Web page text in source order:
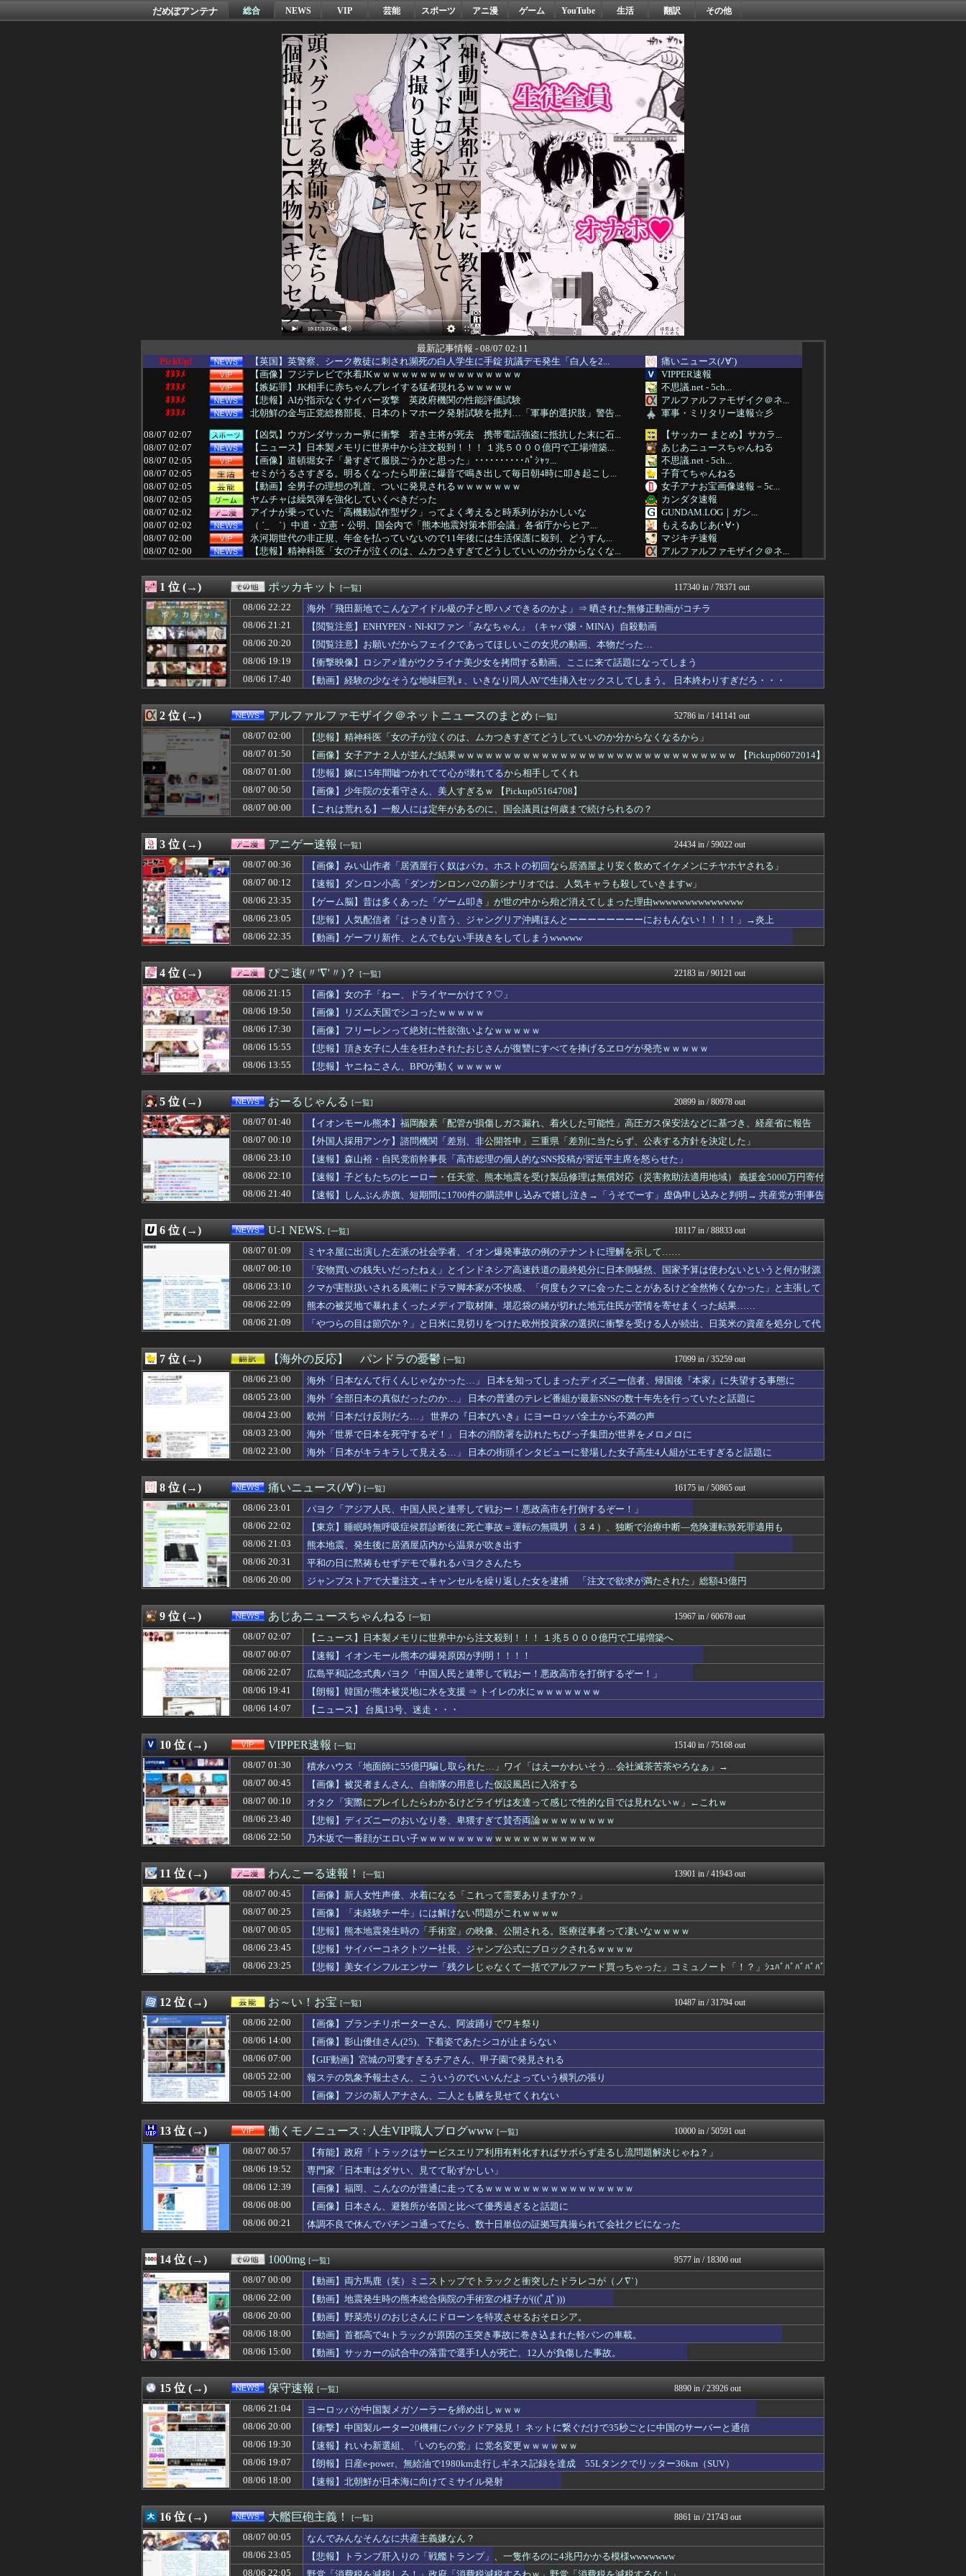
だめぽアンテナ 総合 NEWS VIP 芸能 スポーツ アニ漫 ゲーム YouTube 生活 翻訳 その他
最新記事情報 - 08/07 02:11
PickUp!
【英国】英警察、シーク教徒に刺され瀕死の白人学生に手錠 抗議デモ発生「白人を2...
痛いニュース(ﾉ∀`)
ｵﾇﾇﾒ
【画像】フジテレビで水着JKｗｗｗｗｗｗｗｗｗｗｗｗｗｗｗｗ
VIPPER速報
ｵﾇﾇﾒ
【嫉妬罪】JK相手に赤ちゃんプレイする猛者現れるｗｗｗｗｗ
不思議.net - 5ch...
ｵﾇﾇﾒ
【悲報】AIが指示なくサイバー攻撃 英政府機関の性能評価試験
アルファルファモザイク＠ネ...
ｵﾇﾇﾒ
北朝鮮の金与正党総務部長、日本のトマホーク発射試験を批判…「軍事的選択肢」警告...
軍事・ミリタリー速報☆彡
08/07 02:07
【凶気】ウガンダサッカー界に衝撃 若き主将が死去 携帯電話強盗に抵抗した末に石...
【サッカー まとめ】サカラ...
08/07 02:07
【ニュース】日本製メモリに世界中から注文殺到！！！ １兆５０００億円で工場増築...
あじあニュースちゃんねる
08/07 02:05
【画像】道頓堀女子「暑すぎて服脱ごうかと思った」･･････････ﾊﾟｼｬｯ...
不思議.net - 5ch...
08/07 02:05
セミがうるさすぎる。明るくなったら即座に爆音で鳴き出して毎日朝4時に叩き起こし...
子育てちゃんねる
08/07 02:05
【動画】全男子の理想の乳首、ついに発見されるｗｗｗｗｗｗｗ
女子アナお宝画像速報－5c...
08/07 02:05
ヤムチャは繰気弾を強化していくべきだった
カンダタ速報
08/07 02:02
アイナが乗っていた「高機動試作型ザク」ってよく考えると時系列がおかしいな
GUNDAM.LOG｜ガン...
08/07 02:02
（ ´_ゝ`）中道・立憲・公明、国会内で「熊本地震対策本部会議」各省庁からヒア...
もえるあじあ(･∀･)
08/07 02:00
氷河期世代の非正規、年金を払っていないので11年後には生活保護に殺到、どうすん...
マジキチ速報
08/07 02:00
【悲報】精神科医「女の子が泣くのは、ムカつきすぎてどうしていいのか分からなくな...
アルファルファモザイク＠ネ...
08/07 02:00
【ラブライブ！】予定立てるの苦手なので行き当たりばったりの旅行しかできません
コンテンツ・声優 | ラブ...
08/07 02:00
はじめしゃちょーですら英語で日常会話が出来るのにお前らときたら……
ゲーム実況者速報＠YouT...
08/07 01:55
欧州旅行者のアジア旅行先ランキング、日本はタイ、インドネシアに次いで3位ランク...
国難にあってもの申す！！
08/07 01:50
【画像】女子アナ２人が並んだ結果ｗｗｗｗｗｗｗｗｗｗｗｗｗｗｗｗｗｗｗｗｗｗｗ...
アルファルファモザイク＠ネ...
08/07 01:50
【悲報】クロちゃん、とち狂ったツイートをするｗｗｗｗｗｗｗｗｗｗｗ
08/07 01:50
【悲報】タクシー運転手、儲かりまくることが判明ｗｗｗｗｗｗｗｗｗｗｗｗｗｗｗｗ...
08/07 01:45
【悲報】タクシー運転手、儲かりまくることが判明ｗｗｗｗｗｗｗｗｗｗｗｗｗｗｗｗ...
V速ニュップ
08/07 01:41
女優・南沙良（２４）「私は陰キャ。人と話したくないので家に引きこもってPCでア...
mashlife通信
08/07 01:40
今回もパテレの概要欄が凄すぎるｗｗｗ 【乃木坂46】
坂道情報通～乃木坂46まと...
08/07 01:39
新婦母「せっかく習わせたんだから弾きなさい」新婦「…」→披露宴で繰り広げられた...
鬼女はみた -修羅場・恋愛...
08/07 01:36
カープ、最下位転落も3位が射程圏内。新井監督「特別な日の試合だったので負けて悔...
広島東洋カープまとめブログ...
08/07 01:34
【動画】さり気なくおっぱい見せる女の子ｗｗｗｗｗｗｗｗｗ
筋肉速報
08/07 01:33
【ｼｺ動画】グラマーサイズブラのつけ方を解説する巨乳女さん、エ口過ぎるｗｗｗｗ...
えっ!?またここのサイト?
08/07 01:31
【ウマ娘】友人サポカの序盤あるある。「後に回すと逃げ回る」
ウマ娘まとめ速報うまろぐ
08/07 01:31
大進連所属の学生8人、在韓米軍平沢基地に無断侵入…米軍により身柄拘束！
08/07 01:31
ワイの妻(35)、町内会の掃除から汗だくで帰宅ｗｗｗｗｗｗ
おうまがタイムズ
08/07 01:30
高級豆腐ワイ「150g×2丁で250円か…高いけど美味そうだし一丁買ってみるか...
あらまめ2ch
08/07 01:30
◆プレミア◆冨安健洋 プレミアリーグ・クリスタルパレス入りへ BBCなど複数メ...
08/07 01:30
積水ハウス「地面師に55億円騙し取られた…」ワイ「はえーかわいそう…会社滅茶苦...
VIPPER速報
08/07 01:30
【サッカー】横浜M“和製フォーデン”三井寺 16歳4カ月5日でJ1開幕史上最年...
フットボール速報
08/07 01:29
トメ「里帰りは？実家は？うちに来る？」私「全部気遣ってくれてるのは分かるけど…...
修羅場ハザード -復讐・D...
08/07 01:25
Gカップの現役添乗員、ドスケベDVDで限界露出してしまうwwwww小山玲奈、...
もきゅ速(*´ω`*)人(...
08/07 01:17
常務「結婚はまだか？」私「この待遇でどうやって結婚するんです？」→飲み会で本音...
素敵な鬼女様
08/07 01:15
父と散歩していたらDQNに絡まれてカツアゲされた。でも父のまさかの行動で立場が...
鬼女の宅配便 - 修羅場・...
08/07 01:15
女子っていい匂いするはずなのに、初めてデリ呼んで嬢を嗅いだらwww
まとめCUP
08/07 01:12
近所のコープにいる爺さん、隙あらば他人のカゴに商品を入れようとする
ゴールデンタイムズ
08/07 01:12
【悲報】防犯カメラにバッチリ映った55歳露出魔「身に覚えがありません」と容疑を...
08/07 01:10
【画像】爆乳素人JKさん、限界突破ｗｗｗwｗｗｗｗｗｗｗｗ❤
なんJミュージアム
08/07 01:10
ジャンポケ斉藤の被害女性「バウムクーヘン売ったりTikTokライブしててムカつ...
スコールちゃんねる｜２ちゃ...
08/07 01:09
【政治】れいわ新選組、「いのちの党」に改名
08/07 01:09
【必見】四季凪アキラ：思い出の品を綺麗にしていく。
トレンドの通り道
08/07 01:09
戌亥とことかいうVtuber
08/07 01:09
ミヤネ屋に出演した左派の社会学者、イオン爆発事故の例のテナントに理解を示して…...
08/07 01:06
某ファストフード店で店内で買った水を使って薬を飲んだら怒られた。「持ち込み禁止...
修羅場ライフ速報
08/07 01:05
【画像】こんなだらしない体型の女子が好きなやついる？
女子アナお宝画像速報－5c...
08/07 01:05
【画像】私のパンツギリギリ見えない写真載せるわ⇒ｗｗｗｗｗｗｗｗ
08/07 01:04
【悲報】愛煙家・岸谷蘭丸「喫煙者の権利がマジで侵害されてる」と私見 「いくら税...
watch＠２ちゃんねる
08/07 01:03
【悲報】小学館、「更生」という概念を否定してしまう
Zチャンネル＠VIP
08/07 01:03
反抗期の頃に母に毎日暴言を吐いてた兄が今では兄嫁に「うちの母を見習え！」と迫り...
修羅の華-家庭・生活まとめ
08/07 01:03
【朗報】ワンピースより面白い漫画、ガチでこの世に存在しないかもしれないｗｗｗ
アニはつ -アニメ発信場-
【THE 軍国主義】中露軍艦4隻が“日本一周” 防衛省が全航路を公開
正義の見方
08/07 01:01
今始めどきのスマホゲームなにかある？
汎用型自作PCまとめ
08/07 01:00
超人気Vチューバーのはちみつパン一部店舗だけなのか…絶望した
ゲーム実況者速報＠YouT...
08/07 01:00
「期待されたほどの成果ない」 ゼレンスキー氏が日本の支援に不満を表明
常識的に考えた
08/07 01:00
高校生の時、大企業の男に悪質な痴漢をされた。男「冤罪だ！お前を就職できなくして...
オーバージョイド！
08/07 01:00
【競馬】アスコットにいる武豊騎手とルメール騎手 紹介文おかしくね？
08/07 01:00
【遊戯王OCG情報】UTILITY SELECTION収録『聖なる心のバリア ...
スターライト速報 -遊戯王...
08/07 01:00
年商10億円を超える「ひとり親方」が激増、Mac miniを大量購入しAIを従...
あらまめ2ch
【画像】このボケて、破壊力ありすぎてクッソワロタｗｗｗｗｗｗｗｗｗ
哲学ニュースnwk
08/07 01:00
中日ドラゴンズ、Aクラスまで3ゲーム差wwwwwwwww
日刊やきう速報
08/07 01:00
ヤニネコ・みぃちゃん・のあ先輩・もちづきさん「結婚してください！」←どうする？
ゆるゲーマー遅報
08/07 01:00
近畿大学准教授、苦言「みいちゃん呼びが揶揄する言葉として使われ、当事者から具体...
オレ的ゲーム速報＠刃
08/07 01:00
【たけしの挑戦状】アプリ版で配信開始 伝説のクソゲーだよ。
ほんわかMkⅡ
08/07 01:00
匿名だからいえるけど、代理出産ありだと思う。そういう仕事あるならやってみたい
かぞくちゃんねる
08/07 01:00
いい歳して独身の男の人いるでしょ？
キニ速
08/07 01:00
【ポーランド】ポーランドの歴史の概要【ポーランドボール】
08/07 01:00
【ラブライブ！】すみれちゃんのお尻を意味もなく叩いてそうなキャラ【Liella...
コンテンツ・声優 | ラブ...
08/07 01:00
韓国人「ロト1等17.7億ウォンが16人…自動選択15か所、手動1か所」→「毎...
韓国ニュース反応まとめ
08/07 01:00
【フードコート】ハズレ店の烙印を押される運命、その正体とは？
モッコスヌ〜ン
ポーズてんこ盛りのプロアイドル田村真佑ちゃん！！！【乃木坂46】
08/07 00:57
【有能】政府「トラックはサービスエリア利用有料化すればサボらず走るし流問題解決...
働くモノニュース : 人生...
08/07 00:55
【悲報】W杯後無所属の長友佑都が東京のJ1開幕戦に来場「みなさまへご挨拶させて...
【サッカー まとめ】サカラ...
08/07 00:55
エース級の財務官僚が異例転出へ 官邸幹部「協力的でなかったから」 [8/6]
国難にあってもの申す！！
08/07 00:50
【画像】片山さつき（67）ちゃんの防災服ｗｗｗｗｗｗｗｗｗｗｗｗｗｗｗｗｗｗｗ...
ラビット速報
08/07 00:50
ネット販売…「品切れ前に買うと満足感」集英社オンラインショップで“43億円分”...
08/07 00:49
【NBA】もしあの選手の身長が10cm違っていたら
08/07 00:48
【画像】卓球の張本美和さんの胸がブルンブルン揺れてしまう ※gifあり
アナ速‐女子アナ画像速報
08/07 00:48
【新台評価】「スロット ワールドダイスター」の初打ち感想 出玉報告【5ch口コ...
パチスロログ
08/07 00:45
【画像】被災者まんさん、自衛隊の用意した仮設風呂に入浴する
08/07 00:45
『パラノマサイト』っていうゲームを2作連続クリアした
08/07 00:45
【画像】新人女性声優、水着になる「これって需要ありますか？」
わんこーる速報！
08/07 00:45
DeNA、若松尚輝も登録抹消する方針…急きょ登板で、4回2/3を投げた負担を考...
ベイスターズNEWS
08/07 00:41
【速報】注文厨の女を逮捕
まとめたニュース
08/07 00:40
【画像】巨乳娘「巨乳のママとディナーに来たよ❤」ﾊﾟｼｬ
なんJミュージアム
08/07 00:39
【快挙】野球ゲーム、「パワプロ」が「ファミスタ」を倒して以来30年頂点に居座っ...
トレンドの通り道
【ｼｺ画像】女さん「この水着きると溢れそう、、、」→お◯ぱいがエ口すぎワロタｗ...
【画像】みい山作者「居酒屋行く奴はバカ。ホストの初回なら居酒屋より安く飲めてイ...
アニゲー速報
08/07 00:36
DeNA関根大気（31）、2軍でも腐らずにチャンス掴む「3割打っても呼ばれない...
08/07 00:35
【朗報】秋田にアラブが2兆円の投資決定ｗｗｗ
08/07 00:35
【衝撃】メイウェザー「恵まれない子へ募金？そいつらが俺に何かしてくれたのか・・...
不思議.net - 5ch...
08/07 00:35
音楽理論の知識無しや楽器の技術を修めていない人の音楽
ふぇー速
08/07 00:33
【画像】佳子さまが履いてそうなパンティ、真剣に議論
いたしん！
08/07 00:32
涌井秀章(40) 2.88 3勝1敗 4QS K/BB10.00
やみ速@なんJ西武まとめ
08/07 00:31
韓国人「とある日本の飲食店で、韓国人店員が韓国人団体客と口論になった理由がこち...
コリアル
08/07 00:30
【画像】田舎特有の「謎の神社」wwwwwww
08/07 00:30
【FEH】見切り予知の下地、彼が持ってますよ👍🏻
ルフレch. - ファイア...
08/07 00:30
日産e-power、無給油で1980km走行しギネス記録を達成、無駄な発電や送...
あらまめ2ch
08/07 00:30
◆悲報◆韓国紙、W杯GL敗退、プレミア日本10人韓国0人で錯乱！久保建英を酷評...
08/07 00:30
【原神】アズプロもただの美少女動物園じゃ原神超えなんて無理そうだな🤪
原神速報 | GENSHI...
08/07 00:30
【サッカー】J2開幕戦、最多観客数更新の可能性「やばい！」 チケット6万超えが...
フットボール速報
08/07 00:29
ライザの公式AIゲーム、エッチすぎて始まる♥
漫画まとめ速報
08/07 00:27
【モンハンワイルズ】ワイルズ買っといてまだ自分を健常者だと思ってるのヤバすぎだ...
モンハンまとめ速報【モンハ...
08/07 00:25
【愕然】大学生ワイ、人妻の中に出したらｗｗｗｗｗｗｗｗｗwwww
08/07 00:25
【画像】「未経験チー牛」には解けない問題がこれｗｗｗｗ
08/07 00:22
ヒロイン攻略後に始まる‘エクストラモード’
ニュー速VIPブログ(`･...
08/07 00:21
【新台評価】パチンコ「eアクセル・ワールド」の初打ち感想 出玉報告【5ch口コ...
パチスロログ
【動画】乃木坂野球部の若鷹軍団のダンスかわええ！！！【乃木坂46】
【画像】Kカップお○ぱいを下から眺めるとｗｗｗ
じわ速 芸能ニュースまとめ
08/07 00:18
【海外の反応】冨安健洋がクリスタル・パレス加入へ「アーセナルサポの好きなクラブ...
マニア・オブ・フットボール...
08/07 00:15
DeNA・相川監督、ビド2軍再調整を明言「カウントをつくれない、ストライクを投...
ベイスターズNEWS
08/07 00:15
９０年代ってレトロというほど昔か…？
育児板拾い読み
08/07 00:15
【画像】どえらい乳のJSが発見される
08/07 00:15
【画像】東大生の美人、垢抜け具合のビフォーアフター凄いな
08/07 00:13
【悲報】株式投資は若年男性の自信喪失の原因 6割超が｢人生の敗者｣自認
理想ちゃんねる
08/07 00:12
【速報】ダンロン小高「ダンガンロンパ2の新シナリオでは、人気キャラも殺していき...
アニゲー速報
08/07 00:12
不倫相手(男)が「自分の下半身の画像」を私のスマホに送信してきた
08/07 00:12
【画像】小学生アイドル「りりぴ」の激痩せダンス動画にファンが『絶句』してしまう...
08/07 00:12
【画像】ケロンヌ(中西アルノ似)の胸ｗｗｗｗｗｗｗｗｗｗｗ
アナ速‐女子アナ画像速報
08/07 00:11
【愕然】新幹線や飛行機の乗り方がわからない奴 ← こいつｗｗｗｗｗｗｗｗｗｗ
今日速2ch
08/07 00:11
【悲報】吉岡里帆さん、アドリブで相手役俳優の手を取りお胸に押し当てる（画像あり...
mashlife通信
08/07 00:11
【画像】あの人気ポケモン、超エッチなフィギュアになるwww
異世界転生まとめ速報
08/07 00:10
元山飛優←意外と守備範囲が微妙だった件
08/07 00:10
【画像】セクシー女優・三浦恵理子、全裸ナマ乳がHすぎる
まとめ芸能＠美女画像まとめ...
08/07 00:10
【動画】スレンダー美脚女子大生さん、公園でパンツを脱いでしまうｗｗｗwｗｗｗｗ...
なんJミュージアム
08/07 00:10
オタク「実際にプレイしたらわかるけどライザは友達って感じで性的な目では見れない...
08/07 00:10
「安物買いの銭失いだったねぇ」とインドネシア高速鉄道の最終処分に日本側騒然、国...
U-1 NEWS.
08/07 00:10
【外国人採用アンケ】諮問機関「差別、非公開答申」三重県「差別に当たらず、公表す...
おーるじゃんる
08/07 00:09
【FF14】フォークタワー魔の塔Nで「床トラップや生き急いでダッシュするソロが...
馬鳥速報
08/07 00:09
【画像】髪型が完全に『鬼頭』な女キャラwwwwww
ぶる速-VIP
08/07 00:09
あの咀嚼音がどうしても無理で吐きそう
おうち速報
08/07 00:09
しぐれういって×××なの？
08/07 00:09
半年で115キロから75キロまで落としたわいのダイエット法教えてあげる
08/07 00:07
【仮面ライダーマイス】「変身ベルト DXマイスドライバー」ほか【本日予約開始！...
fig速
08/07 00:07
【速報】イオンモール熊本の爆発原因が判明！！！！
あじあニュースちゃんねる
08/07 00:06
彼がうちの老犬を仰向けにしてお腹を踏んだ。そして「俺が一番偉いってわかって、お...
08/07 00:06
北朝鮮がロシアに弾道ミサイル40発供与、ミサイル部隊90人派遣開始…さらに80...
08/07 00:05
なんでみんなそんなに共産主義嫌なん？
大艦巨砲主義！
08/07 00:05
【新台評価】パチンコ「e EDENS ZERO ～究極LT～」の初打ち感想 出... パチスロログ
1 位 (→) ポッカキット [一覧] 117340 in / 78371 out
08/06 22:22
海外「飛田新地でこんなアイドル級の子と即ハメできるのかよ」⇒ 晒された無修正動画がコチラ
08/06 21:21
【閲覧注意】ENHYPEN・NI-KIファン「みなちゃん」（キャバ嬢・MINA）自殺動画
08/06 20:20
【閲覧注意】お願いだからフェイクであってほしいこの女児の動画、本物だった…
08/06 19:19
【衝撃映像】ロシア♂達がウクライナ美少女を拷問する動画、ここに来て話題になってしまう
08/06 17:40
【動画】経験の少なそうな地味巨乳♀、いきなり同人AVで生挿入セックスしてしまう。 日本終わりすぎだろ・・・
2 位 (→) アルファルファモザイク＠ネットニュースのまとめ [一覧] 52786 in / 141141 out
08/07 02:00
【悲報】精神科医「女の子が泣くのは、ムカつきすぎてどうしていいのか分からなくなるから」
08/07 01:50
【画像】女子アナ２人が並んだ結果ｗｗｗｗｗｗｗｗｗｗｗｗｗｗｗｗｗｗｗｗｗｗｗｗｗｗｗｗｗｗ 【Pickup06072014】
08/07 01:00
【悲報】嫁に15年間嘘つかれてて心が壊れてるから相手してくれ
08/07 00:50
【画像】少年院の女看守さん、美人すぎるｗ 【Pickup05164708】
08/07 00:00
【これは荒れる】一般人には定年があるのに、国会議員は何歳まで続けられるの？
3 位 (→) アニゲー速報 [一覧] 24434 in / 59022 out
08/07 00:36
【画像】みい山作者「居酒屋行く奴はバカ。ホストの初回なら居酒屋より安く飲めてイケメンにチヤホヤされる」
08/07 00:12
【速報】ダンロン小高「ダンガンロンパ2の新シナリオでは、人気キャラも殺していきますw」
08/06 23:35
【ゲーム脳】昔は多くあった「ゲーム叩き」が世の中から殆ど消えてしまった理由wwwwwwwwwwwwww
08/06 23:05
【悲報】人気配信者「はっきり言う、ジャングリア沖縄ほんとーーーーーーーーにおもんない！！！！」→炎上
08/06 22:35
【動画】ゲーフリ新作、とんでもない手抜きをしてしまうwwwww
4 位 (→) ぴこ速(〃'∇'〃)？ [一覧] 22183 in / 90121 out
08/06 21:15
【画像】女の子「ねー、ドライヤーかけて？♡」
08/06 19:50
【画像】リズム天国でシコったｗｗｗｗｗ
08/06 17:30
【画像】フリーレンって絶対に性欲強いよなｗｗｗｗｗ
08/06 15:55
【悲報】頂き女子に人生を狂わされたおじさんが復讐にすべてを捧げるヱロゲが発売ｗｗｗｗｗ
08/06 13:55
【悲報】ヤニねこさん、BPOが動くｗｗｗｗｗ
5 位 (→) おーるじゃんる [一覧] 20899 in / 80978 out
08/07 01:40
【イオンモール熊本】福岡酸素「配管が損傷しガス漏れ、着火した可能性」高圧ガス保安法などに基づき、経産省に報告
08/07 00:10
【外国人採用アンケ】諮問機関「差別、非公開答申」三重県「差別に当たらず、公表する方針を決定した」
08/06 23:10
【速報】森山裕・自民党前幹事長「高市総理の個人的なSNS投稿が習近平主席を怒らせた」
08/06 22:10
【速報】子どもたちのヒーロー・任天堂、熊本地震を受け製品修理は無償対応（災害救助法適用地域） 義援金5000万円寄付
08/06 21:40
【速報】しんぶん赤旗、短期間に1700件の購読申し込みで嬉し泣き→「うそでーす」虚偽申し込みと判明→ 共産党が刑事告
6 位 (→) U-1 NEWS. [一覧] 18117 in / 88833 out
08/07 01:09
ミヤネ屋に出演した左派の社会学者、イオン爆発事故の例のテナントに理解を示して……
08/07 00:10
「安物買いの銭失いだったねぇ」とインドネシア高速鉄道の最終処分に日本側騒然、国家予算は使わないというと何が財源
なんだ？
08/06 23:10
クマが害獣扱いされる風潮にドラマ脚本家が不快感、「何度もクマに会ったことがあるけど全然怖くなかった」と主張して
おり……
08/06 22:09
熊本の被災地で暴れまくったメディア取材陣、堪忍袋の緒が切れた地元住民が苦情を寄せまくった結果……
08/06 21:09
「やつらの目は節穴か？」と日米に見切りをつけた欧州投資家の選択に衝撃を受ける人が続出、日英米の資産を処分して代
7 位 (→) 【海外の反応】 パンドラの憂鬱 [一覧] 17099 in / 35259 out
08/06 23:00
海外「日本なんて行くんじゃなかった…」 日本を知ってしまったディズニー信者、帰国後『本家』に失望する事態に
08/05 23:00
海外「全部日本の真似だったのか…」 日本の普通のテレビ番組が最新SNSの数十年先を行っていたと話題に
08/04 23:00
欧州「日本だけ反則だろ…」 世界の『日本びいき』にヨーロッパ全土から不満の声
08/03 23:00
海外「世界で日本を死守するぞ！」 日本の消防署を訪れたちびっ子集団が世界をメロメロに
08/02 23:00
海外「日本がキラキラして見える…」 日本の街頭インタビューに登場した女子高生4人組がエモすぎると話題に
8 位 (→) 痛いニュース(ﾉ∀`) [一覧] 16175 in / 50865 out
08/06 23:01
パヨク「アジア人民、中国人民と連帯して戦おー！悪政高市を打倒するぞー！」
08/06 22:02
【東京】睡眠時無呼吸症候群診断後に死亡事故＝運転の無職男（３４）、独断で治療中断―危険運転致死罪適用も
08/06 21:03
熊本地震、発生後に居酒屋店内から温泉が吹き出す
08/06 20:31
平和の日に黙祷もせずデモで暴れるパヨクさんたち
08/06 20:00
ジャンプストアで大量注文→キャンセルを繰り返した女を逮捕 「注文で欲求が満たされた」総額43億円
9 位 (→) あじあニュースちゃんねる [一覧] 15967 in / 60678 out
08/07 02:07
【ニュース】日本製メモリに世界中から注文殺到！！！ １兆５０００億円で工場増築へ
08/07 00:07
【速報】イオンモール熊本の爆発原因が判明！！！！
08/06 22:07
広島平和記念式典パヨク「中国人民と連帯して戦おー！悪政高市を打倒するぞー！」
08/06 19:41
【朗報】韓国が熊本被災地に水を支援 ⇒ トイレの水にｗｗｗｗｗｗｗ
08/06 14:07
【ニュース】 台風13号、迷走・・・
10 位 (→) VIPPER速報 [一覧] 15140 in / 75168 out
08/07 01:30
積水ハウス「地面師に55億円騙し取られた…」ワイ「はえーかわいそう…会社滅茶苦茶やろなぁ」→
08/07 00:45
【画像】被災者まんさん、自衛隊の用意した仮設風呂に入浴する
08/07 00:10
オタク「実際にプレイしたらわかるけどライザは友達って感じで性的な目では見れないｗ」←これｗ
08/06 23:40
【悲報】ディズニーのおいなり巻、卑猥すぎて賛否両論ｗｗｗｗｗｗｗｗ
08/06 22:50
乃木坂で一番顔がエロい子ｗｗｗｗｗｗｗｗｗｗｗｗｗｗｗｗｗｗｗ
11 位 (→) わんこーる速報！ [一覧] 13901 in / 41943 out
08/07 00:45
【画像】新人女性声優、水着になる「これって需要ありますか？」
08/07 00:25
【画像】「未経験チー牛」には解けない問題がこれｗｗｗｗ
08/07 00:05
【悲報】熊本地震発生時の「手術室」の映像、公開される。医療従事者って凄いなｗｗｗｗ
08/06 23:45
【悲報】サイバーコネクトツー社長、ジャンプ公式にブロックされるｗｗｗｗ
08/06 23:25
【悲報】美女インフルエンサー「残クレじゃなくて一括でアルファード買っちゃった」コミュノート「！？」ｼｭﾊﾞﾊﾞﾊﾞﾊﾞﾊﾞ
12 位 (→) お～い！お宝 [一覧] 10487 in / 31794 out
08/06 22:00
【画像】ブランチリポーターさん、阿波踊りでワキ祭り
08/06 14:00
【画像】影山優佳さん(25)、下着姿であたシコが止まらない
08/06 07:00
【GIF動画】宮城の可愛すぎるチアさん、甲子園で発見される
08/05 22:00
報ステの気象予報士さん、こういうのでいいんだよっていう横乳の張り
08/05 14:00
【画像】フジの新人アナさん、二人とも腋を見せてくれない
13 位 (→) 働くモノニュース : 人生VIP職人ブログwww [一覧] 10000 in / 50591 out
08/07 00:57
【有能】政府「トラックはサービスエリア利用有料化すればサボらず走るし流問題解決じゃね？」
08/06 19:52
専門家「日本車はダサい、見てて恥ずかしい」
08/06 12:39
【画像】福岡、こんなのが普通に走ってるｗｗｗｗｗｗｗｗｗｗｗｗｗｗｗｗ
08/06 08:00
【画像】日本さん、避難所が各国と比べて優秀過ぎると話題に
08/06 00:21
体調不良で休んでパチンコ通ってたら、数十日単位の証拠写真撮られて会社クビになった
14 位 (→) 1000mg [一覧] 9577 in / 18300 out
08/07 00:00
【動画】両方馬鹿（笑）ミニストップでトラックと衝突したドラレコが（ノ∇`）
08/06 22:00
【動画】地震発生時の熊本総合病院の手術室の様子が(((ﾟДﾟ)))
08/06 20:00
【動画】野菜売りのおじさんにドローンを特攻させるおそロシア。
08/06 18:00
【動画】首都高で4tトラックが原因の玉突き事故に巻き込まれた軽バンの車載。
08/06 15:00
【動画】サッカーの試合中の落雷で選手1人が死亡、12人が負傷した事故。
15 位 (→) 保守速報 [一覧] 8890 in / 23926 out
08/06 21:04
ヨーロッパが中国製メガソーラーを締め出しｗｗｗ
08/06 20:00
【衝撃】中国製ルーター20機種にバックドア発見！ ネットに繋ぐだけで35秒ごとに中国のサーバーと通信
08/06 19:30
【速報】れいわ新選組、「いのちの党」に党名変更ｗｗｗｗｗｗ
08/06 19:07
【朗報】日産e-power、無給油で1980km走行しギネス記録を達成 55Lタンクでリッター36km（SUV）
08/06 18:00
【速報】北朝鮮が日本海に向けてミサイル発射
16 位 (→) 大艦巨砲主義！ [一覧] 8861 in / 21743 out
08/07 00:05
なんでみんなそんなに共産主義嫌なん？
08/06 23:05
【悲報】トランプ肝入りの「戦艦トランプ」、一隻作るのに4兆円かかる模様wwwwwww
08/06 22:05